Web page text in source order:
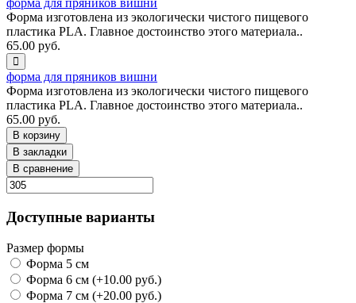
форма для пряников вишни
Форма изготовлена из экологически чистого пищевого
пластика PLA. Главное достоинство этого материала..
65.00 руб.
форма для пряников вишни
Форма изготовлена из экологически чистого пищевого
пластика PLA. Главное достоинство этого материала..
65.00 руб.
В корзину
В закладки
В сравнение
Доступные варианты
Размер формы
Форма 5 см
Форма 6 см (+10.00 руб.)
Форма 7 см (+20.00 руб.)